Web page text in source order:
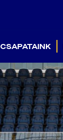
CSAPATAINK